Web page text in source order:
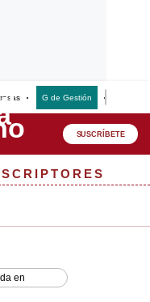
G de Gestión
SUSCRÍBETE
en